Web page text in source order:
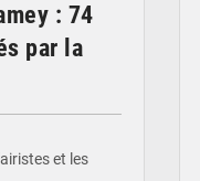
: 74
par la
et les